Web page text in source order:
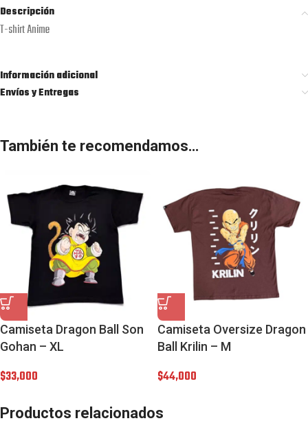
Descripción
T-shirt Anime
Información adicional
Envíos y Entregas
También te recomendamos…
Camiseta Dragon Ball Son
Gohan – XL
$33,000
Camiseta Oversize Dragon
Ball Krilin – M
$44,000
Productos relacionados